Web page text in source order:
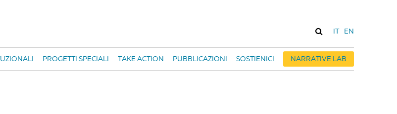
EN
PROGETTI SPECIALI TAKE ACTION PUBBLICAZIONI SOSTIENICI NARRATIVE LAB